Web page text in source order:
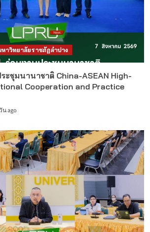
าวิทยาลัยราชภัฏลำปาง
ะชุมนานาชาติ China-ASEAN High-
Cooperation and Practice
น ago